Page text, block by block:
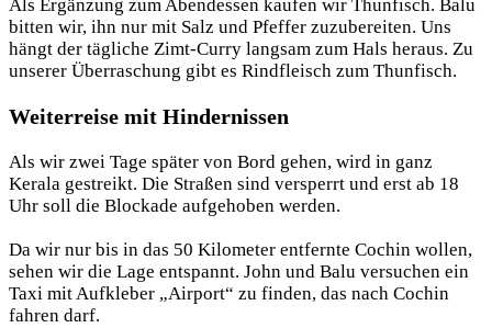
Als Ergänzung zum Abendessen kaufen wir Thunfisch. Balu
bitten wir, ihn nur mit Salz und Pfeffer zuzubereiten. Uns
hängt der tägliche Zimt-Curry langsam zum Hals heraus. Zu
unserer Überraschung gibt es Rindfleisch zum Thunfisch.
Weiterreise mit Hindernissen
Als wir zwei Tage später von Bord gehen, wird in ganz
Kerala gestreikt. Die Straßen sind versperrt und erst ab 18
Uhr soll die Blockade aufgehoben werden.
Da wir nur bis in das 50 Kilometer entfernte Cochin wollen,
sehen wir die Lage entspannt. John und Balu versuchen ein
Taxi mit Aufkleber „Airport“ zu finden, das nach Cochin
fahren darf.